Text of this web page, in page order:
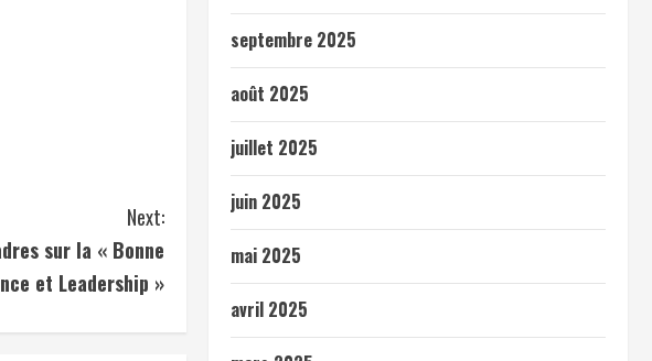
Next:
sur la « Bonne
et Leadership »
septembre 2025
août 2025
juillet 2025
juin 2025
mai 2025
avril 2025